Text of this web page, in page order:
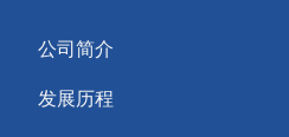
公司简介
发展历程